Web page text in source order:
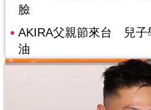
臉
AKIRA父親節來台 兒子
油